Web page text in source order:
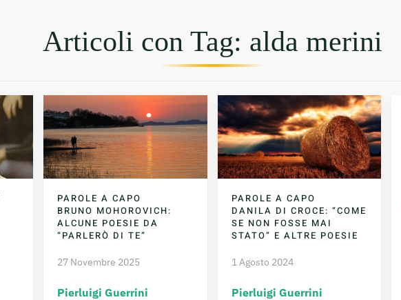
Articoli con Tag: alda merini
PAROLE A CAPO
BRUNO MOHOROVICH:
ALCUNE POESIE DA
“PARLERÒ DI TE”
27 Novembre 2025
Pierluigi Guerrini
PAROLE A CAPO
DANILA DI CROCE: “COME
SE NON FOSSE MAI
STATO” E ALTRE POESIE
1 Agosto 2024
Pierluigi Guerrini